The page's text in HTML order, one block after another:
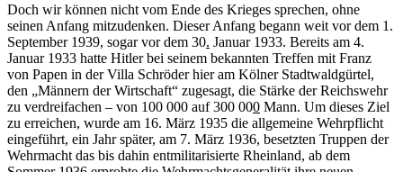
Doch wir können nicht vom Ende des Krieges sprechen, ohne
seinen Anfang mitzudenken. Dieser Anfang begann weit vor dem 1.
September 1939, sogar vor dem 30. Januar 1933. Bereits am 4.
Januar 1933 hatte Hitler bei seinem bekannten Treffen mit Franz
von Papen in der Villa Schröder hier am Kölner Stadtwaldgürtel,
den „Männern der Wirtschaft“ zugesagt, die Stärke der Reichswehr
zu verdreifachen – von 100 000 auf 300 000 Mann. Um dieses Ziel
zu erreichen, wurde am 16. März 1935 die allgemeine Wehrpflicht
eingeführt, ein Jahr später, am 7. März 1936, besetzten Truppen der
Wehrmacht das bis dahin entmilitarisierte Rheinland, ab dem